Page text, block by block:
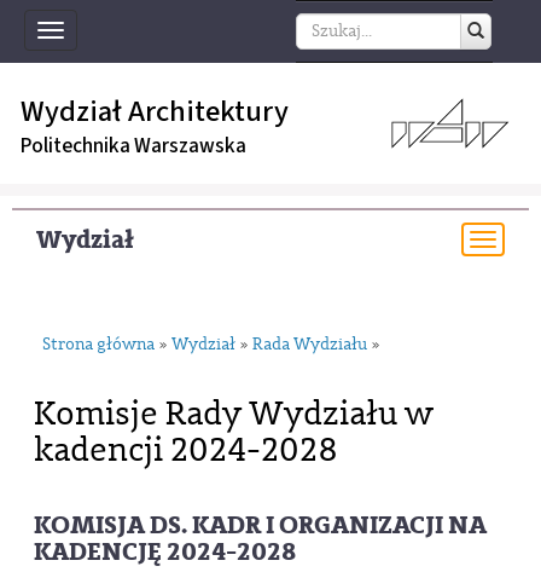
Toggle
navigation
Wydział Architektury
Politechnika Warszawska
Wydział
Strona główna » Wydział » Rada Wydziału »
Komisje Rady Wydziału w
kadencji 2024-2028
KOMISJA DS. KADR I ORGANIZACJI NA
KADENCJĘ 2024-2028